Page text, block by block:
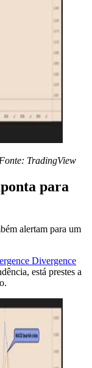
TradingView
para
alertam para um
Divergence
está prestes a